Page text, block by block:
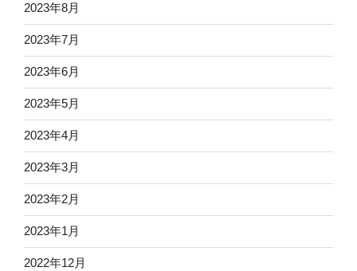
2023年8月
2023年7月
2023年6月
2023年5月
2023年4月
2023年3月
2023年2月
2023年1月
2022年12月